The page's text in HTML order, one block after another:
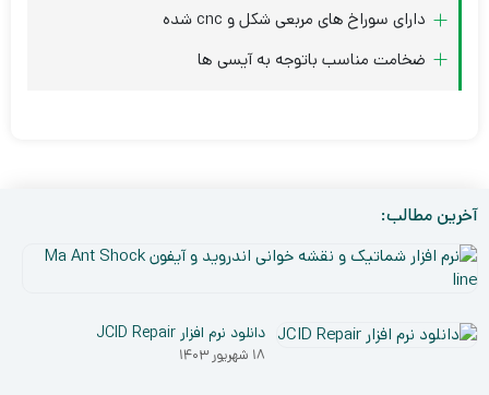
دارای سوراخ های مربعی شکل و cnc شده
ضخامت مناسب باتوجه به آیسی ها
آخرین مطالب:
دانلود نرم افزار JCID Repair
۱۸ شهریور ۱۴۰۳